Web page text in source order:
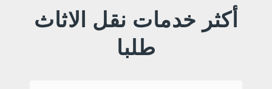
أكثر خدمات نقل الاثاث
طلبا